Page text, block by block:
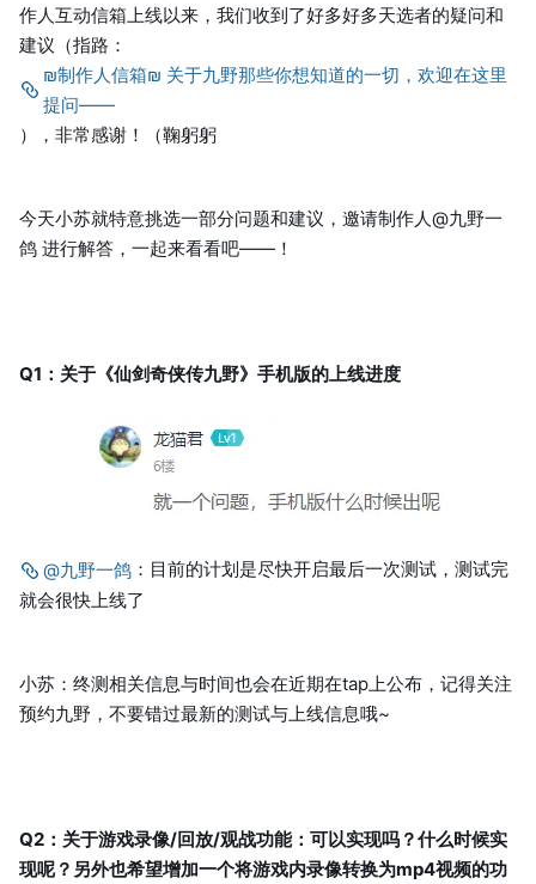
作人互动信箱上线以来，我们收到了好多好多天选者的疑问和
建议（指路：
₪制作人信箱₪ 关于九野那些你想知道的一切，欢迎在这里
提问——
），非常感谢！（鞠躬躬
今天小苏就特意挑选一部分问题和建议，邀请制作人@九野一
鸽 进行解答，一起来看看吧——！
Q1：关于《仙剑奇侠传九野》手机版的上线进度
@九野一鸽 ：目前的计划是尽快开启最后一次测试，测试完
就会很快上线了
小苏：终测相关信息与时间也会在近期在tap上公布，记得关注
预约九野，不要错过最新的测试与上线信息哦~
Q2：关于游戏录像/回放/观战功能：可以实现吗？什么时候实
现呢？另外也希望增加一个将游戏内录像转换为mp4视频的功